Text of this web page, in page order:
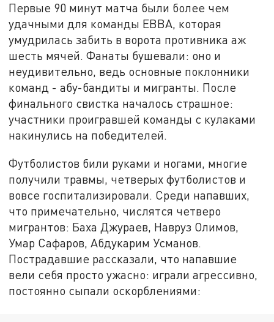
Первые 90 минут матча были более чем
удачными для команды ЕВВА, которая
умудрилась забить в ворота противника аж
шесть мячей. Фанаты бушевали: оно и
неудивительно, ведь основные поклонники
команд - абу-бандиты и мигранты. После
финального свистка началось страшное:
участники проигравшей команды с кулаками
накинулись на победителей.
Футболистов били руками и ногами, многие
получили травмы, четверых футболистов и
вовсе госпитализировали. Среди напавших,
что примечательно, числятся четверо
мигрантов: Баха Джураев, Навруз Олимов,
Умар Сафаров, Абдукарим Усманов.
Пострадавшие рассказали, что напавшие
вели себя просто ужасно: играли агрессивно,
постоянно сыпали оскорблениями: